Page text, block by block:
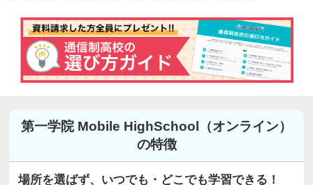
第一学院 Mobile HighSchool（オンライン）
の特徴
場所を選ばず、いつでも・どこでも学習できる！